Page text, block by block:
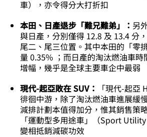
車），亦令得分大打折扣
本田、日產退步「難兄難弟」： 另
與日產，分別僅得 12.8 及 13.4 分
尾二、尾三位置。其中本田的「零
量 0.35% ；而日產的淘汰燃油車時
增幅，幾乎是全球主要車企中最弱
現代-起亞敗在 SUV：
「現代-起亞
徘徊中游，除了淘汰燃油車進展緩
減排計劃本值得加分，惟其銷售策
「運動型多用途車」（Sport
變相抵銷減碳功效